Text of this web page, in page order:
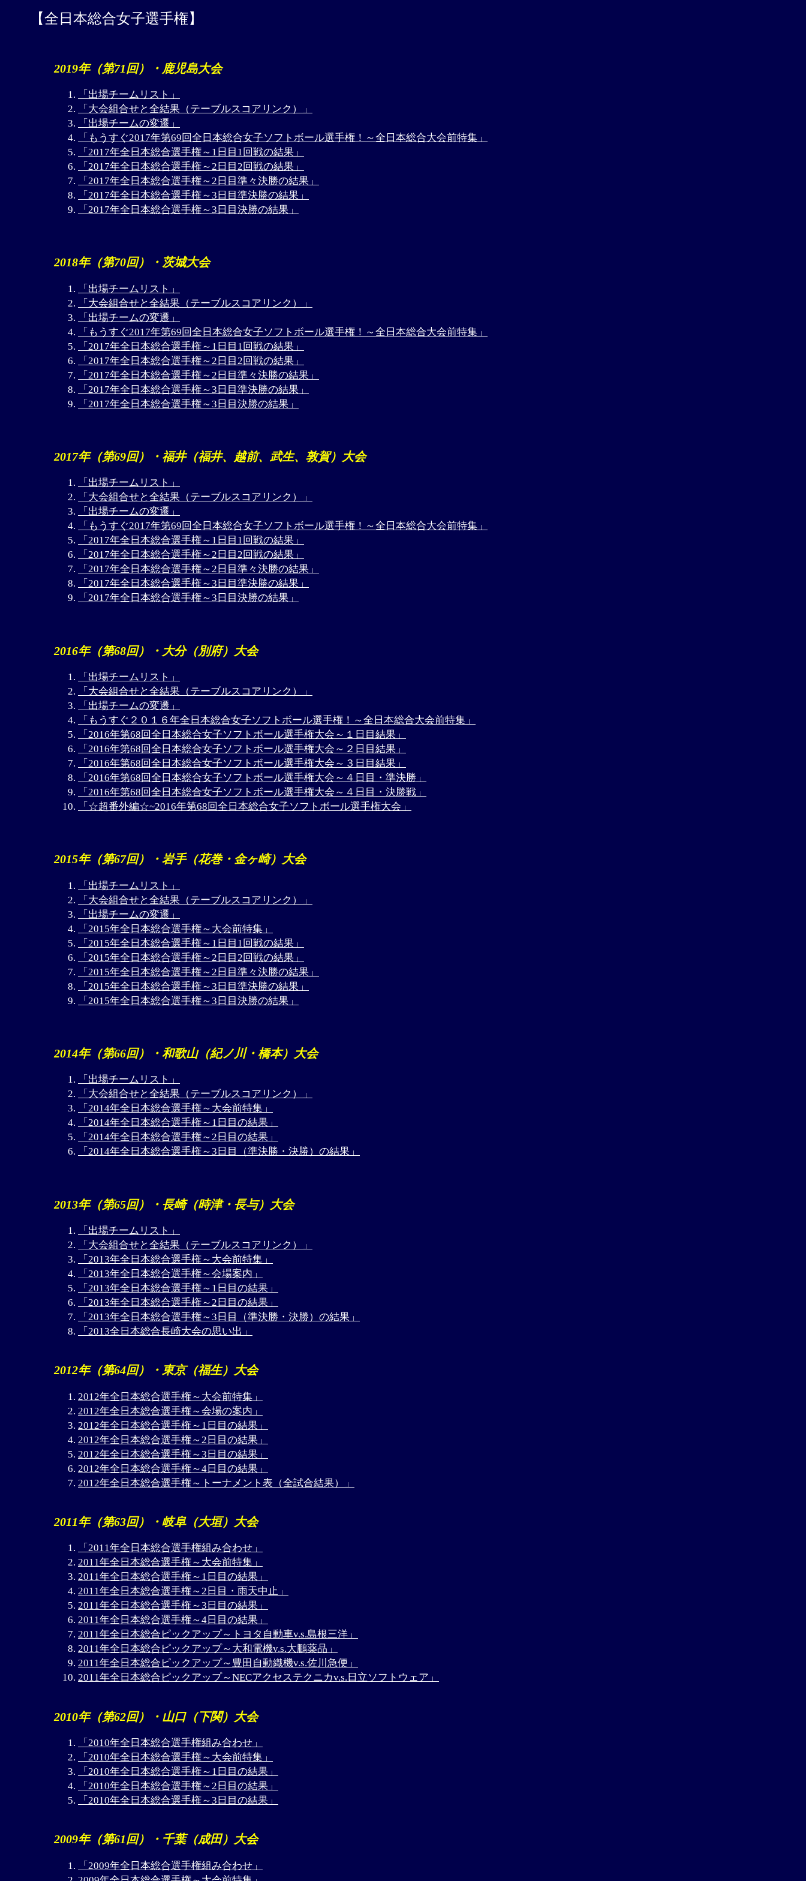
【全日本総合女子選手権】
2019年（第71回）・鹿児島大会
「出場チームリスト」
「大会組合せと全結果（テーブルスコアリンク）」
「出場チームの変遷」
「もうすぐ2017年第69回全日本総合女子ソフトボール選手権！～全日本総合大会前特集」
「2017年全日本総合選手権～1日目1回戦の結果」
「2017年全日本総合選手権～2日目2回戦の結果」
「2017年全日本総合選手権～2日目準々決勝の結果」
「2017年全日本総合選手権～3日目準決勝の結果」
「2017年全日本総合選手権～3日目決勝の結果」
2018年（第70回）・茨城大会
「出場チームリスト」
「大会組合せと全結果（テーブルスコアリンク）」
「出場チームの変遷」
「もうすぐ2017年第69回全日本総合女子ソフトボール選手権！～全日本総合大会前特集」
「2017年全日本総合選手権～1日目1回戦の結果」
「2017年全日本総合選手権～2日目2回戦の結果」
「2017年全日本総合選手権～2日目準々決勝の結果」
「2017年全日本総合選手権～3日目準決勝の結果」
「2017年全日本総合選手権～3日目決勝の結果」
2017年（第69回）・福井（福井、越前、武生、敦賀）大会
「出場チームリスト」
「大会組合せと全結果（テーブルスコアリンク）」
「出場チームの変遷」
「もうすぐ2017年第69回全日本総合女子ソフトボール選手権！～全日本総合大会前特集」
「2017年全日本総合選手権～1日目1回戦の結果」
「2017年全日本総合選手権～2日目2回戦の結果」
「2017年全日本総合選手権～2日目準々決勝の結果」
「2017年全日本総合選手権～3日目準決勝の結果」
「2017年全日本総合選手権～3日目決勝の結果」
2016年（第68回）・大分（別府）大会
「出場チームリスト」
「大会組合せと全結果（テーブルスコアリンク）」
「出場チームの変遷」
「もうすぐ２０１６年全日本総合女子ソフトボール選手権！～全日本総合大会前特集」
「2016年第68回全日本総合女子ソフトボール選手権大会～１日目結果」
「2016年第68回全日本総合女子ソフトボール選手権大会～２日目結果」
「2016年第68回全日本総合女子ソフトボール選手権大会～３日目結果」
「2016年第68回全日本総合女子ソフトボール選手権大会～４日目・準決勝」
「2016年第68回全日本総合女子ソフトボール選手権大会～４日目・決勝戦」
「☆超番外編☆~2016年第68回全日本総合女子ソフトボール選手権大会」
2015年（第67回）・岩手（花巻・金ヶ崎）大会
「出場チームリスト」
「大会組合せと全結果（テーブルスコアリンク）」
「出場チームの変遷」
「2015年全日本総合選手権～大会前特集」
「2015年全日本総合選手権～1日目1回戦の結果」
「2015年全日本総合選手権～2日目2回戦の結果」
「2015年全日本総合選手権～2日目準々決勝の結果」
「2015年全日本総合選手権～3日目準決勝の結果」
「2015年全日本総合選手権～3日目決勝の結果」
2014年（第66回）・和歌山（紀ノ川・橋本）大会
「出場チームリスト」
「大会組合せと全結果（テーブルスコアリンク）」
「2014年全日本総合選手権～大会前特集」
「2014年全日本総合選手権～1日目の結果」
「2014年全日本総合選手権～2日目の結果」
「2014年全日本総合選手権～3日目（準決勝・決勝）の結果」
2013年（第65回）・長崎（時津・長与）大会
「出場チームリスト」
「大会組合せと全結果（テーブルスコアリンク）」
「2013年全日本総合選手権～大会前特集」
「2013年全日本総合選手権～会場案内」
「2013年全日本総合選手権～1日目の結果」
「2013年全日本総合選手権～2日目の結果」
「2013年全日本総合選手権～3日目（準決勝・決勝）の結果」
「2013全日本総合長崎大会の思い出」
2012年（第64回）・東京（福生）大会
2012年全日本総合選手権～大会前特集」
2012年全日本総合選手権～会場の案内」
2012年全日本総合選手権～1日目の結果」
2012年全日本総合選手権～2日目の結果」
2012年全日本総合選手権～3日目の結果」
2012年全日本総合選手権～4日目の結果」
2012年全日本総合選手権～トーナメント表（全試合結果）」
2011年（第63回）・岐阜（大垣）大会
「2011年全日本総合選手権組み合わせ」
2011年全日本総合選手権～大会前特集」
2011年全日本総合選手権～1日目の結果」
2011年全日本総合選手権～2日目・雨天中止」
2011年全日本総合選手権～3日目の結果」
2011年全日本総合選手権～4日目の結果」
2011年全日本総合ピックアップ～トヨタ自動車v.s.島根三洋」
2011年全日本総合ピックアップ～大和電機v.s.大鵬薬品」
2011年全日本総合ピックアップ～豊田自動織機v.s.佐川急便」
2011年全日本総合ピックアップ～NECアクセステクニカv.s.日立ソフトウェア」
2010年（第62回）・山口（下関）大会
「2010年全日本総合選手権組み合わせ」
「2010年全日本総合選手権～大会前特集」
「2010年全日本総合選手権～1日目の結果」
「2010年全日本総合選手権～2日目の結果」
「2010年全日本総合選手権～3日目の結果」
2009年（第61回）・千葉（成田）大会
「2009年全日本総合選手権組み合わせ」